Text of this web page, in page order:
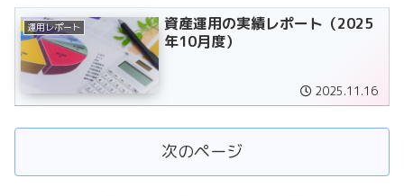
運用レポート
資産運用の実績レポート（2025
年10月度）
2025.11.16
次のページ